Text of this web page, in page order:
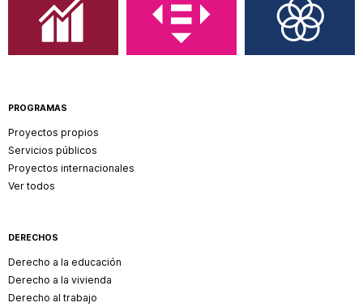
PROGRAMAS
Proyectos propios
Servicios públicos
Proyectos internacionales
Ver todos
DERECHOS
Derecho a la educación
Derecho a la vivienda
Derecho al trabajo